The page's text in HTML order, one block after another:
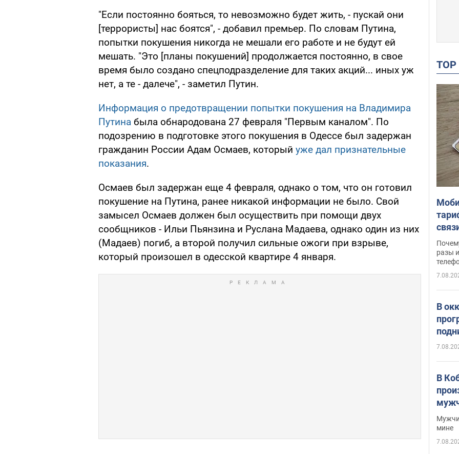
"Если постоянно бояться, то невозможно будет жить, - пускай они
[террористы] нас боятся", - добавил премьер. По словам Путина,
попытки покушения никогда не мешали его работе и не будут ей
мешать. "Это [планы покушений] продолжается постоянно, в свое
время было создано спецподразделение для таких акций... иных уж
нет, а те - далече", - заметил Путин.
Информация о предотвращении попытки покушения на Владимира
Путина была обнародована 27 февраля "Первым каналом". По
подозрению в подготовке этого покушения в Одессе был задержан
гражданин России Адам Осмаев, который уже дал признательные
показания.
Осмаев был задержан еще 4 февраля, однако о том, что он готовил
покушение на Путина, ранее никакой информации не было. Свой
замысел Осмаев должен был осуществить при помощи двух
сообщников - Ильи Пьянзина и Руслана Мадаева, однако один из них
(Мадаев) погиб, а второй получил сильные ожоги при взрыве,
который произошел в одесской квартире 4 января.
разы
В
В
мине